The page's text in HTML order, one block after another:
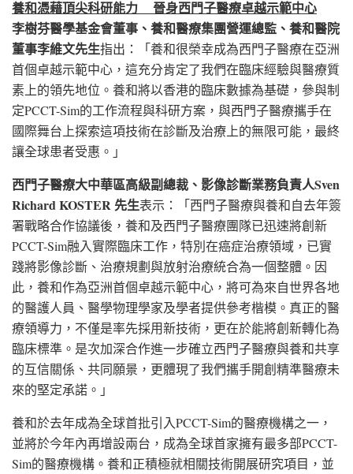
養和憑藉頂尖科研能力
晉身西門子醫療卓越示範中心
李樹芬醫學基金會董事、養和醫療集團營運總監、養和醫院
董事李維文先生指出：「養和很榮幸成為西門子醫療在亞洲
首個卓越示範中心，這充分肯定了我們在臨床經驗與醫療質
素上的領先地位。養和將以香港的臨床數據為基礎，參與制
定PCCT-Sim的工作流程與科研方案，與西門子醫療攜手在
國際舞台上探索這項技術在診斷及治療上的無限可能，最終
讓全球患者受惠。」
西門子醫療大中華區高級副總裁、影像診斷業務負責人Sven
Richard KOSTER 先生表示：「西門子醫療與養和自去年簽
署戰略合作協議後，養和及西門子醫療團隊已迅速將創新
PCCT-Sim融入實際臨床工作，特別在癌症治療領域，已實
踐將影像診斷、治療規劃與放射治療統合為一個整體。因
此，養和作為亞洲首個卓越示範中心，將可為來自世界各地
的醫護人員、醫學物理學家及學者提供參考楷模。真正的醫
療領導力，不僅是率先採用新技術，更在於能將創新轉化為
臨床標準。是次加深合作進一步確立西門子醫療與養和共享
的互信關係、共同願景，更體現了我們攜手開創精準醫療未
來的堅定承諾。」
養和於去年成為全球首批引入PCCT-Sim的醫療機構之一，
並將於今年內再增設兩台，成為全球首家擁有最多部PCCT-
Sim的醫療機構。養和正積極就相關技術開展研究項目，並